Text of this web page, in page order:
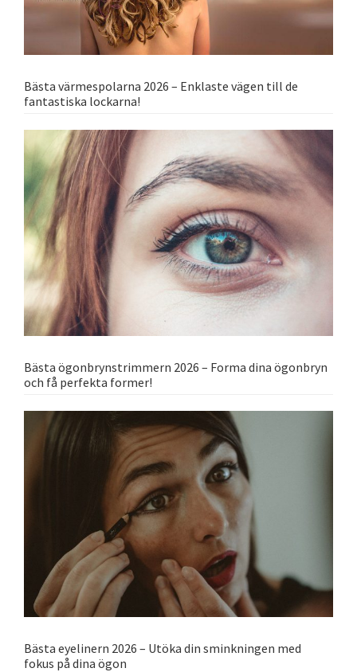
Bästa värmespolarna 2026 – Enklaste vägen till de
fantastiska lockarna!
Bästa ögonbrynstrimmern 2026 – Forma dina ögonbryn
och få perfekta former!
Bästa eyelinern 2026 – Utöka din sminkningen med
fokus på dina ögon